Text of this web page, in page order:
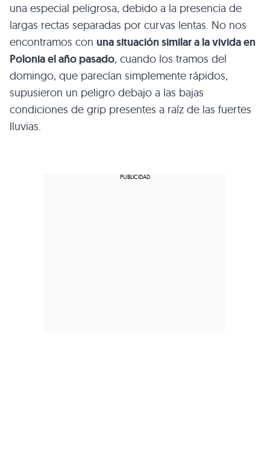
una especial peligrosa, debido a la presencia de
largas rectas separadas por curvas lentas. No nos
encontramos con una situación similar a la vivida en
Polonia el año pasado, cuando los tramos del
domingo, que parecían simplemente rápidos,
supusieron un peligro debajo a las bajas
condiciones de grip presentes a raíz de las fuertes
lluvias.